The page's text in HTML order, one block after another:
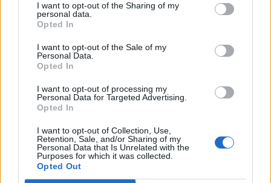
I want to opt-out of the Sharing of my
personal data.
Opted In
I want to opt-out of the Sale of my
Personal Data.
Opted In
I want to opt-out of processing my
Personal Data for Targeted Advertising.
Opted In
I want to opt-out of Collection, Use,
Retention, Sale, and/or Sharing of my
Personal Data that Is Unrelated with the
Purposes for which it was collected.
Opted Out
Hoy 10 de agosto es:
Día Mundial del León
10 de agosto de 2026